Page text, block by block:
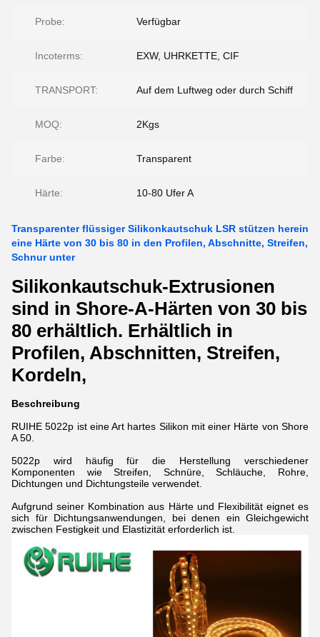
Probe: Verfügbar
Incoterms: EXW, UHRKETTE, CIF
TRANSPORT: Auf dem Luftweg oder durch Schiff
MOQ: 2Kgs
Farbe: Transparent
Härte: 10-80 Ufer A
Transparenter flüssiger Silikonkautschuk LSR stützen herein
eine Härte von 30 bis 80 in den Profilen, Abschnitte, Streifen,
Schnur unter
Silikonkautschuk-Extrusionen
sind in Shore-A-Härten von 30 bis
80 erhältlich. Erhältlich in
Profilen, Abschnitten, Streifen,
Kordeln,
Beschreibung
RUIHE 5022p ist eine Art hartes Silikon mit einer Härte von Shore
A 50.
5022p wird häufig für die Herstellung verschiedener
Komponenten wie Streifen, Schnüre, Schläuche, Rohre,
Dichtungen und Dichtungsteile verwendet.
Aufgrund seiner Kombination aus Härte und Flexibilität eignet es
sich für Dichtungsanwendungen, bei denen ein Gleichgewicht
zwischen Festigkeit und Elastizität erforderlich ist.